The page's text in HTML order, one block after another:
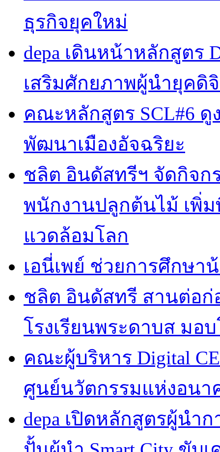
ธุรกิจยุคใหม่
depa เดินหน้าหลักสูตร
เสริมศักยภาพผู้นำยุคดิ
คณะหลักสูตร SCL#6 ดู
พัฒนาเมืองอัจฉริยะ
ชลิต อินดัสทรีฯ จัดกิจก
พนักงานปลูกต้นไม้ เพิ่ม
แวดล้อมโลก
เอนี่เพย์ ช่วยการศึกษา
ชลิต อินดัสทรี สานต่อก่
โรงเรียนพระดาบส มอ
คณะผู้บริหาร Digital
ศูนย์นวัตกรรมแห่งอนา
depa เปิดหลักสูตรผู้นำ